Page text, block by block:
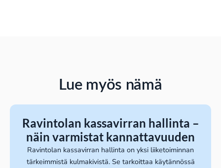
Lue myös nämä
Ravintolan kassavirran hallinta –
näin varmistat kannattavuuden
Ravintolan kassavirran hallinta on yksi liiketoiminnan
tärkeimmistä kulmakivistä. Se tarkoittaa käytännössä